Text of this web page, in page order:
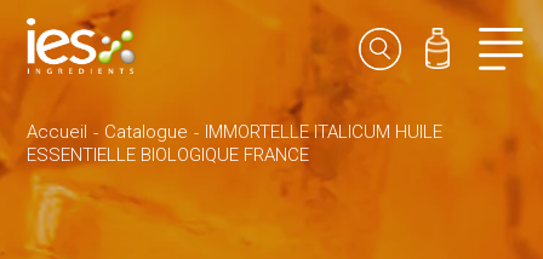
Accueil Catalogue
IMMORTELLE ITALICUM HUILE
ESSENTIELLE BIOLOGIQUE FRANCE